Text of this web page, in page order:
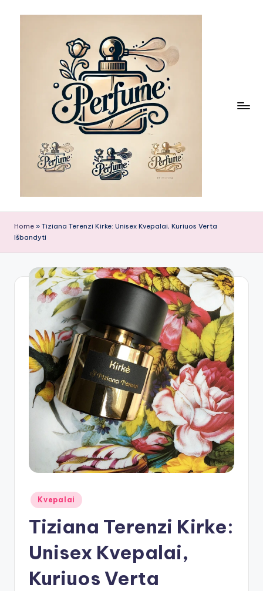
Home » Tiziana Terenzi Kirke: Unisex Kvepalai, Kuriuos Verta
Išbandyti
Posted
in
Kvepalai
Tiziana Terenzi Kirke:
Unisex Kvepalai,
Kuriuos Verta